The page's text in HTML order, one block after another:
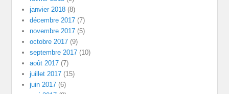
janvier 2018 (8)
décembre 2017 (7)
novembre 2017 (5)
octobre 2017 (9)
septembre 2017 (10)
août 2017 (7)
juillet 2017 (15)
juin 2017 (6)